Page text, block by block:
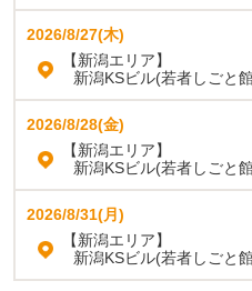
2026/8/27(木)
【新潟エリア】
新潟KSビル(若者しごと
2026/8/28(金)
【新潟エリア】
新潟KSビル(若者しごと
2026/8/31(月)
【新潟エリア】
新潟KSビル(若者しごと